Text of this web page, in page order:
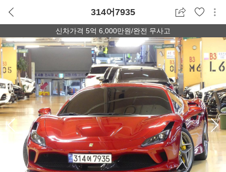
314어7935
신차가격 5억 6,000만원/완전 무사고